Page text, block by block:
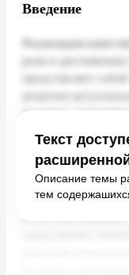
Введение
Текст
Описание темы
тем